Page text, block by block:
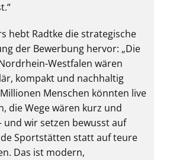
hebt Radtke die strategische
der Bewerbung hervor: „Die
Westfalen wären
kompakt und nachhaltig
Menschen könnten live
die Wege wären kurz und
und wir setzen bewusst auf
Sportstätten statt auf teure
Das ist modern,